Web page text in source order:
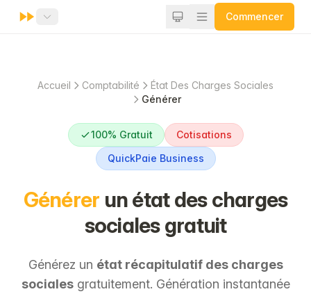
Commencer
Accueil Comptabilité
État Des Charges Sociales
Générer
100% Gratuit
Cotisations
QuickPaie Business
Générer un état des charges
sociales gratuit
Générez un état récapitulatif des charges
socialesgratuitement. Génération instantanée